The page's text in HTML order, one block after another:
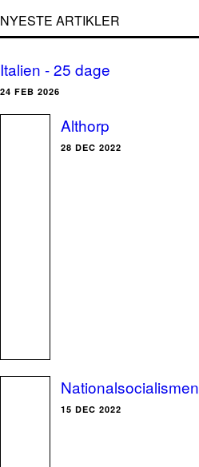
NYESTE ARTIKLER
Italien - 25 dage
24 FEB 2026
Althorp
28 DEC 2022
Nationalsocialismen
15 DEC 2022